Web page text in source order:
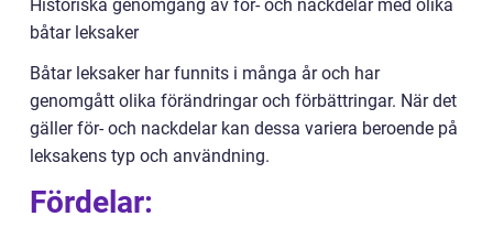
Historiska genomgång av för- och nackdelar med olika
båtar leksaker
Båtar leksaker har funnits i många år och har
genomgått olika förändringar och förbättringar. När det
gäller för- och nackdelar kan dessa variera beroende på
leksakens typ och användning.
Fördelar: